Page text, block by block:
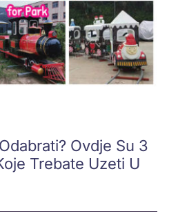
Ovdje Su 3
Trebate Uzeti U